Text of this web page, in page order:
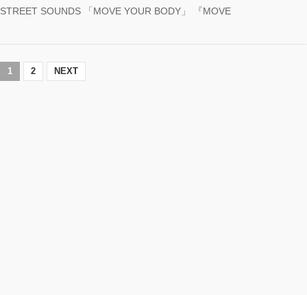
STREET SOUNDS 「MOVE YOUR BODY」 『MOVE
1 2 NEXT